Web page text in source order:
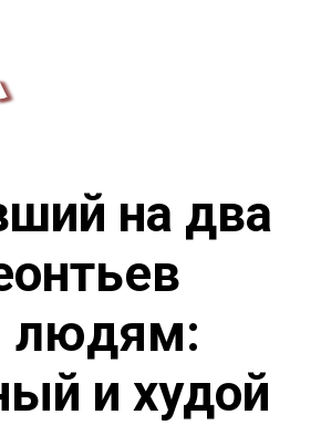
на два
людям:
и худой